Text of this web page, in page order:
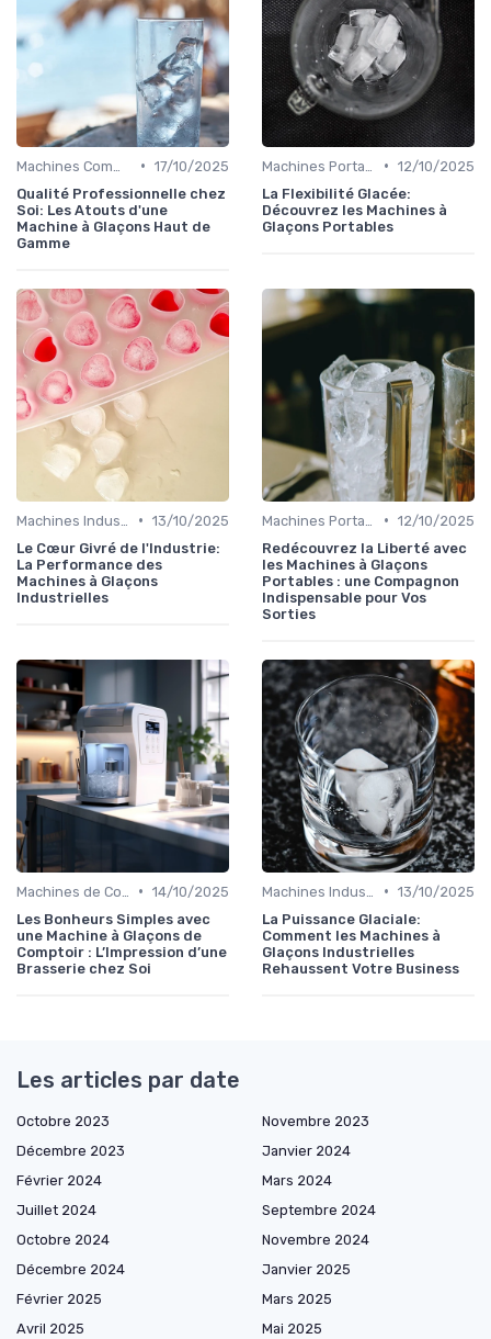
• 17/10/2025
Qualité Professionnelle chez
Soi: Les Atouts d'une
Machine à Glaçons Haut de
Gamme
• 12/10/2025
La Flexibilité Glacée:
Découvrez les Machines à
Glaçons Portables
• 13/10/2025
Le Cœur Givré de l'Industrie:
La Performance des
Machines à Glaçons
Industrielles
• 12/10/2025
Redécouvrez la Liberté avec
les Machines à Glaçons
Portables : une Compagnon
Indispensable pour Vos
Sorties
• 14/10/2025
Les Bonheurs Simples avec
une Machine à Glaçons de
Comptoir : L’Impression d’une
Brasserie chez Soi
• 13/10/2025
La Puissance Glaciale:
Comment les Machines à
Glaçons Industrielles
Rehaussent Votre Business
Les articles par date
Octobre 2023
Novembre 2023
Décembre 2023
Janvier 2024
Février 2024
Mars 2024
Juillet 2024
Septembre 2024
Octobre 2024
Novembre 2024
Décembre 2024
Janvier 2025
Février 2025
Mars 2025
Avril 2025
Mai 2025